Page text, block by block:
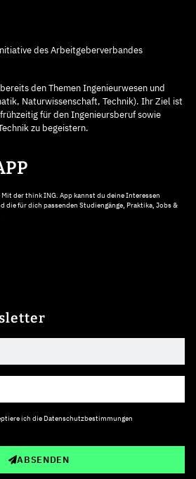
des Arbeitgeberverbandes
den Themen Ingenieurwesen und
Naturwissenschaft, Technik). Ihr Ziel ist
für den Ingenieursberuf sowie
zu begeistern.
der think ING. App kannst du deine Interessen
die für dich passenden Studiengänge, Praktika, Jobs &
ich die Datenschutzbestimmungen
ABSENDEN